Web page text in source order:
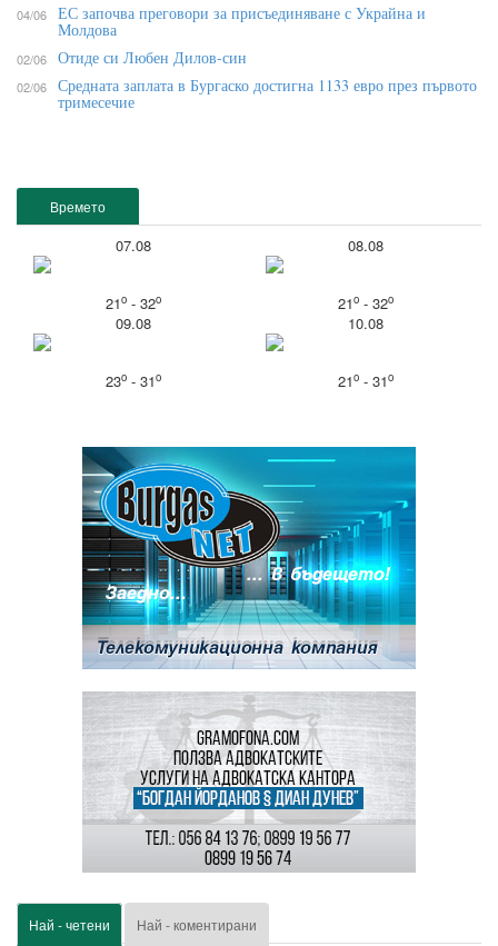
Времето
07.08
21o- 32o
08.08
21o- 32o
09.08
23o- 31o
10.08
21o- 31o
04/06 ЕС започва преговори за присъединяване с Украйна и
Молдова
02/06 Отиде си Любен Дилов-син
02/06 Средната заплата в Бургаско достигна 1133 евро през първото
тримесечие
Най - четени Най - коментирани